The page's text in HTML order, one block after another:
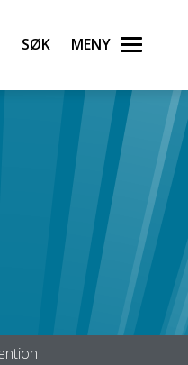
Søk Meny